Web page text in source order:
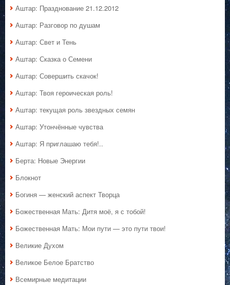
Аштар: Празднование 21.12.2012
Аштар: Разговор по душам
Аштар: Свет и Тень
Аштар: Сказка о Семени
Аштар: Совершить скачок!
Аштар: Твоя героическая роль!
Аштар: текущая роль звездных семян
Аштар: Утончённые чувства
Аштар: Я приглашаю тебя!..
Берта: Новые Энергии
Блокнот
Богиня — женский аспект Творца
Божественная Мать: Дитя моё, я с тобой!
Божественная Мать: Мои пути — это пути твои!
Великие Духом
Великое Белое Братство
Всемирные медитации